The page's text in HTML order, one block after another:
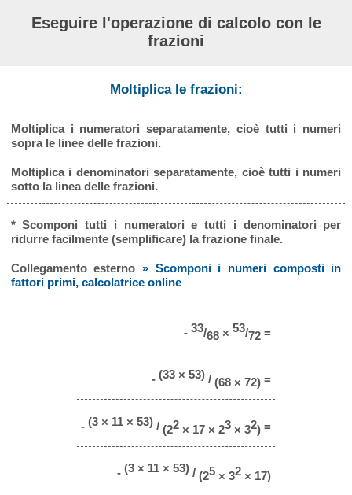
Eseguire l'operazione di calcolo con le
frazioni
Moltiplica le frazioni:
Moltiplica i numeratori separatamente, cioè tutti i numeri
sopra le linee delle frazioni.
Moltiplica i denominatori separatamente, cioè tutti i numeri
sotto la linea delle frazioni.
* Scomponi tutti i numeratori e tutti i denominatori per
ridurre facilmente (semplificare) la frazione finale.
Collegamento esterno» Scomponi i numeri composti in
fattori primi, calcolatrice online
- 33/68 × 53/72 =
- (33 × 53) / (68 × 72) =
- (3 × 11 × 53) / (22 × 17 × 23 × 32) =
- (3 × 11 × 53) / (25 × 32 × 17)